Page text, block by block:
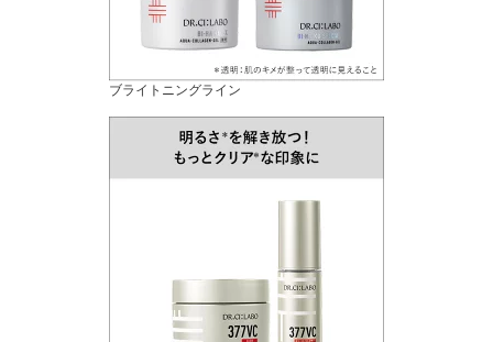
ブライトニングライン